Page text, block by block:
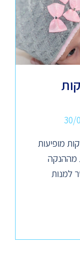
30/
מופיעות
מההנקה
למנות